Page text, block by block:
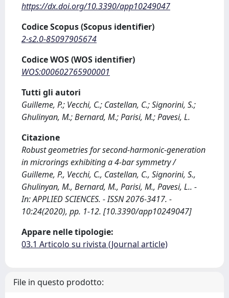
https://dx.doi.org/10.3390/app10249047
Codice Scopus (Scopus identifier)
2-s2.0-85097905674
Codice WOS (WOS identifier)
WOS:000602765900001
Tutti gli autori
Guilleme, P.; Vecchi, C.; Castellan, C.; Signorini, S.;
Ghulinyan, M.; Bernard, M.; Parisi, M.; Pavesi, L.
Citazione
Robust geometries for second-harmonic-generation
in microrings exhibiting a 4-bar symmetry /
Guilleme, P., Vecchi, C., Castellan, C., Signorini, S.,
Ghulinyan, M., Bernard, M., Parisi, M., Pavesi, L.. -
In: APPLIED SCIENCES. - ISSN 2076-3417. -
10:24(2020), pp. 1-12. [10.3390/app10249047]
Appare nelle tipologie:
03.1 Articolo su rivista (Journal article)
File in questo prodotto: